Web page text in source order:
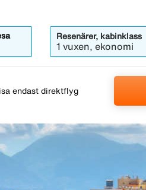
Resenärer, kabinklass
1 vuxen, ekonomi
endast direktflyg